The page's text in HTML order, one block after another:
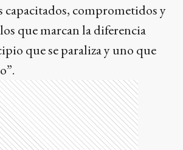
capacitados, comprometidos y
que marcan la diferencia
que se paraliza y uno que